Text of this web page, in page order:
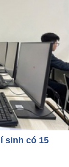
sinh có 15